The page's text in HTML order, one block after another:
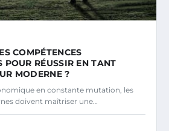
COMPÉTENCES
POUR RÉUSSIR EN TANT
MODERNE ?
en constante mutation, les
doivent maîtriser une…